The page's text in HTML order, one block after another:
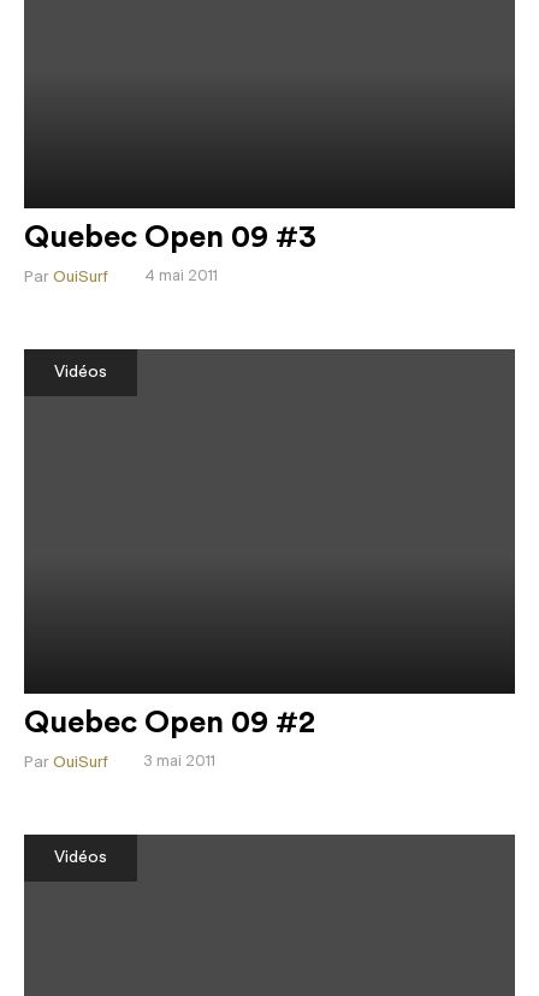
Quebec Open 09 #3
4 mai 2011
Par OuiSurf
Vidéos
Quebec Open 09 #2
3 mai 2011
Par OuiSurf
Vidéos